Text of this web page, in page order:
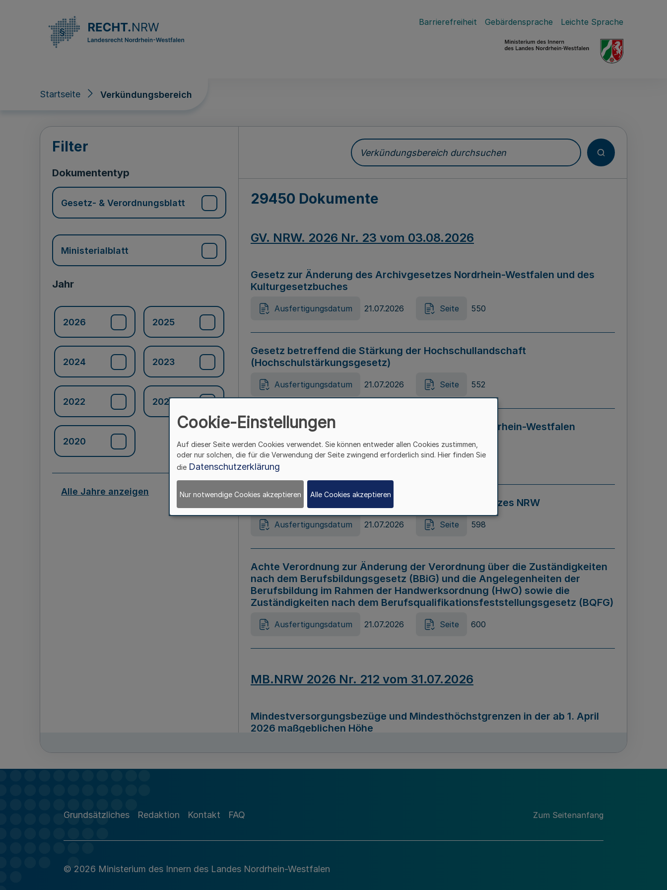
Barrierefreiheit Gebärdensprache Leichte Sprache
Startseite Verkündungsbereich
Verkündungsbereich
Filter
Dokumententyp
Gesetz- & Verordnungsblatt
Ministerialblatt
Jahr
2026 2025
2024 2023
2022 2021
2020
Alle Jahre anzeigen
Verkündungsbereich durchsuchen
29450 Dokumente
GV. NRW. 2026 Nr. 23 vom 03.08.2026
Gesetz zur Änderung des Archivgesetzes Nordrhein-Westfalen und des
Kulturgesetzbuches
Ausfertigungsdatum 21.07.2026 Seite 550
Gesetz betreffend die Stärkung der Hochschullandschaft
(Hochschulstärkungsgesetz)
Ausfertigungsdatum 21.07.2026 Seite 552
Gesetz zur Vermeidung von Diskriminierung in Nordrhein-Westfalen
(Landesantidiskriminierungsgesetz – LADG NRW)
Ausfertigungsdatum 21.07.2026 Seite 595
Gesetz zur Änderung des Online-Casinospiel Gesetzes NRW
Ausfertigungsdatum 21.07.2026 Seite 598
Achte Verordnung zur Änderung der Verordnung über die Zuständigkeiten
nach dem Berufsbildungsgesetz (BBiG) und die Angelegenheiten der
Berufsbildung im Rahmen der Handwerksordnung (HwO) sowie die
Zuständigkeiten nach dem Berufsqualifikationsfeststellungsgesetz (BQFG)
Ausfertigungsdatum 21.07.2026 Seite 600
MB.NRW 2026 Nr. 212 vom 31.07.2026
Mindestversorgungsbezüge und Mindesthöchstgrenzen in der ab 1. April
2026 maßgeblichen Höhe
Richtlinie zur Durchführung des Förderprogramms „Mittelstand Innovativ &
Grundsätzliches Redaktion Kontakt FAQ Zum Seitenanfang
© 2026 Ministerium des Innern des Landes Nordrhein-Westfalen
Cookie-Einstellungen
Auf dieser Seite werden Cookies verwendet. Sie können entweder allen Cookies zustimmen,
oder nur solchen, die für die Verwendung der Seite zwingend erforderlich sind. Hier finden Sie
die Datenschutzerklärung
Nur notwendige Cookies akzeptieren Alle Cookies akzeptieren